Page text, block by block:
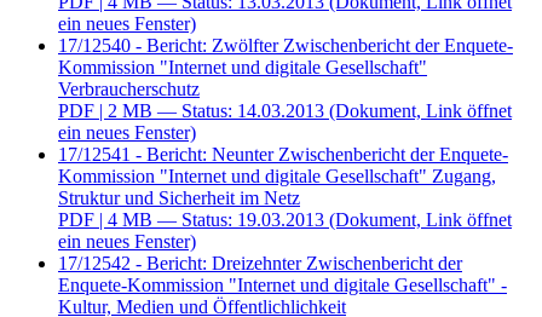
ein neues Fenster)
17/12540 - Bericht: Zwölfter Zwischenbericht der Enquete-
Kommission "Internet und digitale Gesellschaft"
Verbraucherschutz
PDF | 2 MB — Status: 14.03.2013 (Dokument, Link öffnet
ein neues Fenster)
17/12541 - Bericht: Neunter Zwischenbericht der Enquete-
Kommission "Internet und digitale Gesellschaft" Zugang,
Struktur und Sicherheit im Netz
PDF | 4 MB — Status: 19.03.2013 (Dokument, Link öffnet
ein neues Fenster)
17/12542 - Bericht: Dreizehnter Zwischenbericht der
Enquete-Kommission "Internet und digitale Gesellschaft" -
Kultur, Medien und Öffentlichlichkeit